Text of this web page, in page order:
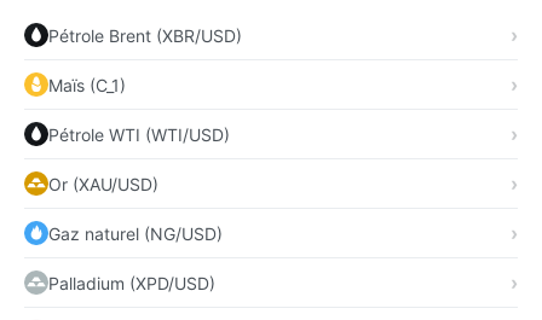
Pétrole Brent (XBR/USD)
Maïs (C_1)
Pétrole WTI (WTI/USD)
Or (XAU/USD)
Gaz naturel (NG/USD)
Palladium (XPD/USD)